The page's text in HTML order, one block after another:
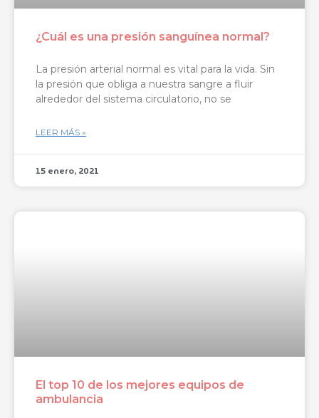
¿Cuál es una presión sanguínea normal?
La presión arterial normal es vital para la vida. Sin
la presión que obliga a nuestra sangre a fluir
alrededor del sistema circulatorio, no se
LEER MÁS »
15 enero, 2021
El top 10 de los mejores equipos de
ambulancia